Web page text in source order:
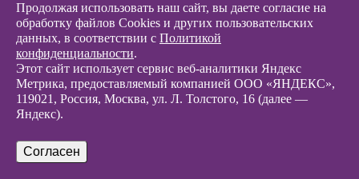
info@glazunovcons.ru
© 2012 - 2026 Разработка и поддержка сайта ООО «Интэрсо»
Продолжая использовать наш сайт, вы даете согласие на
обработку файлов Cookies и других пользовательских
данных, в соответствии с Политикой
конфиденциальности.
Этот сайт использует сервис веб-аналитики Яндекс
Метрика, предоставляемый компанией ООО «ЯНДЕКС»,
119021, Россия, Москва, ул. Л. Толстого, 16 (далее —
Яндекс).
Согласен